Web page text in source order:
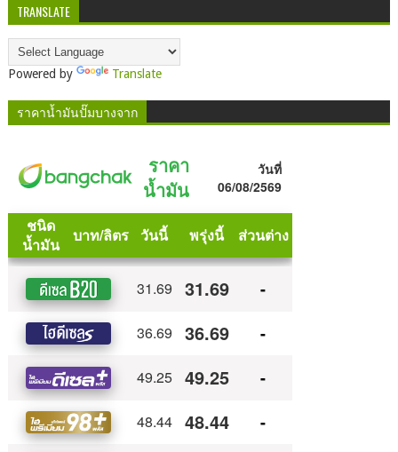
TRANSLATE
Powered by Translate
ราคาน้ำมันปั๊มบางจาก